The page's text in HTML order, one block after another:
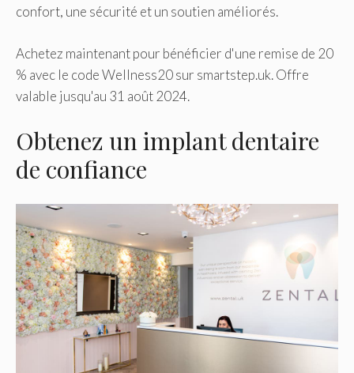
confort, une sécurité et un soutien améliorés.
Achetez maintenant pour bénéficier d'une remise de 20
% avec le code Wellness20 sur smartstep.uk. Offre
valable jusqu'au 31 août 2024.
Obtenez un implant dentaire
de confiance